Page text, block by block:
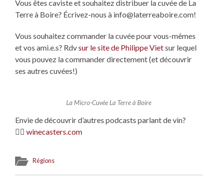
Vous êtes caviste et souhaitez distribuer la cuvée de La
Terre à Boire? Écrivez-nous à info@laterreaboire.com!
Vous souhaitez commander la cuvée pour vous-mêmes
et vos ami.e.s? Rdvsur le site de Philippe Vietsur lequel
vous pouvez la commander directement (et découvrir
ses autres cuvées!)
La Micro-Cuvée La Terre à Boire
Envie de découvrir d’autres podcasts parlant de vin?
👉🏻winecasters.com
Régions